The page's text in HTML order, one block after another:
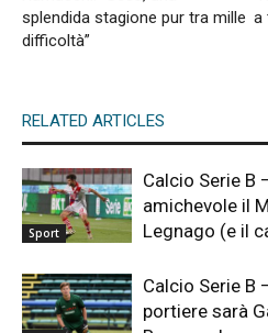
splendida stagione pur tra mille
difficoltà”
a
RELATED ARTICLES
Sport
Calcio Serie B
amichevole il
Legnago (e il
Calcio Serie B
portiere sarà